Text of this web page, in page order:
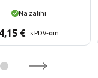
Na zalihi
4,15 € s PDV-om